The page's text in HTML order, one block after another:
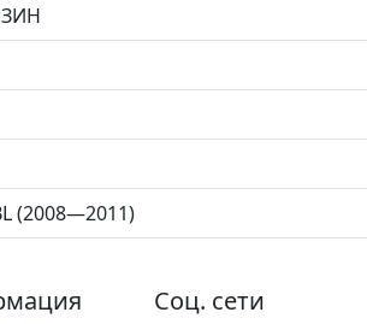
(2008—2011)
Соц. сети